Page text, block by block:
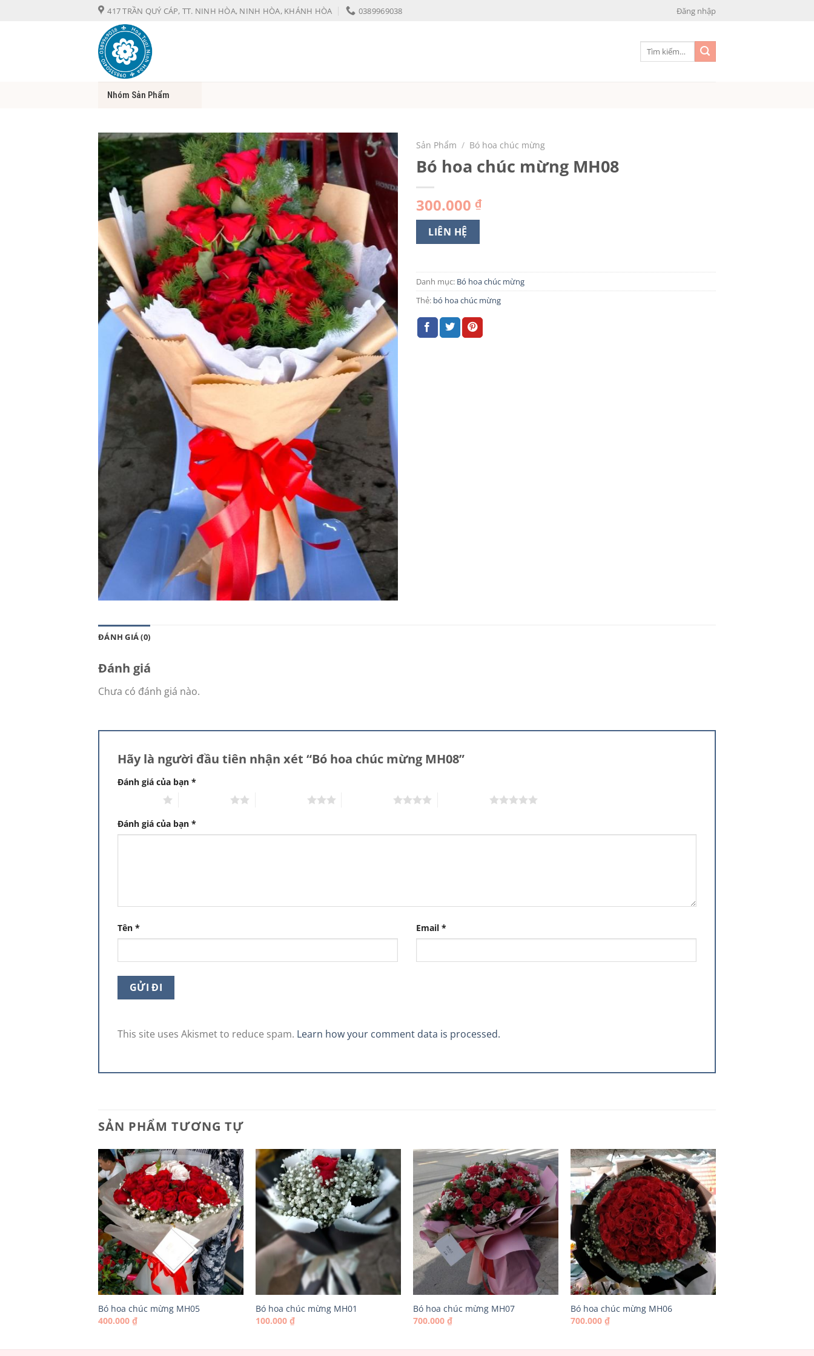
417 TRẦN QUÝ CÁP, TT. NINH HÒA, NINH HÒA, KHÁNH HÒA 0389969038 Đăng nhập
Tìm
Nhóm Sản Phẩm
Sản Phẩm / Bó hoa chúc mừng
Bó hoa chúc mừng MH08
300.000 ₫
LIÊN HỆ
Danh mục: Bó hoa chúc mừng
Thẻ: bó hoa chúc mừng
ĐÁNH GIÁ (0)
Đánh giá
Chưa có đánh giá nào.
Hãy là người đầu tiên nhận xét “Bó hoa chúc mừng MH08”
Đánh giá của bạn *
Đánh giá của bạn *
Tên * Email *
This site uses Akismet to reduce spam. Learn how your comment data is processed.
SẢN PHẨM TƯƠNG TỰ
Bó hoa chúc mừng MH05
400.000 ₫
Bó hoa chúc mừng MH01
100.000 ₫
Bó hoa chúc mừng MH07
700.000 ₫
Bó hoa chúc mừng MH06
700.000 ₫